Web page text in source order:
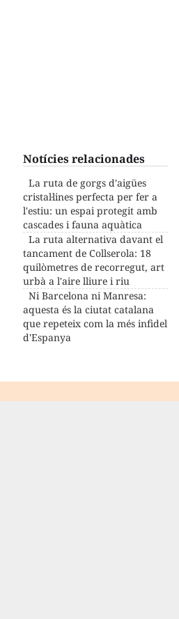
Notícies relacionades
La ruta de gorgs d'aigües
cristal·lines perfecta per fer a
l'estiu: un espai protegit amb
cascades i fauna aquàtica
La ruta alternativa davant el
tancament de Collserola: 18
quilòmetres de recorregut, art
urbà a l'aire lliure i riu
Ni Barcelona ni Manresa:
aquesta és la ciutat catalana
que repeteix com la més infidel
d'Espanya